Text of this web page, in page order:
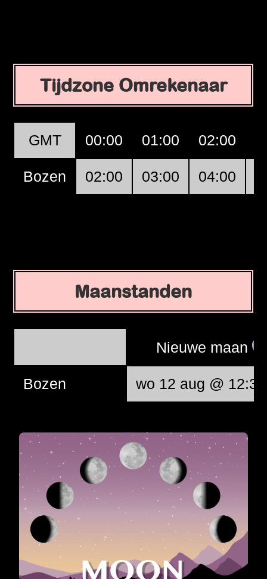
Tijdzone Omrekenaar
GMT 00:00 01:00 02:00
Bozen 02:00 03:00 04:00
Maanstanden
Nieuwe maan
Bozen wo 12 aug @